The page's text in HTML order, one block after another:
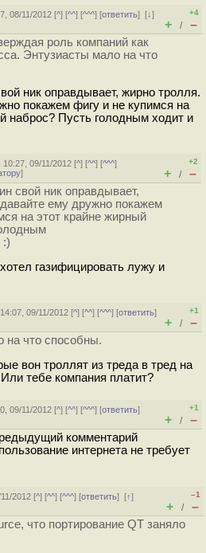
08/11/2012 [^] [^^] [^^^] [ответить][↓]
+4
+ / –
роль компаний как
Энтузиасты мало на что
ник оправдывает, жирно тролля.
покажем фигу и не купимся на
наброс? Пусть голодным ходит и
10:27, 09/11/2012 [^] [^^] [^^^]
]
+2
+ / –
свой ник оправдывает,
ему дружно покажем
на этот крайне жирный
:)
газифицировать лужу и
09/11/2012 [^] [^^] [^^^] [ответить]
+1
+ / –
на что способны.
вон троллят из треда в тред на
тебе компания платит?
09/11/2012 [^] [^^] [^^^] [ответить]
+1
+ / –
комментарий
интернета не требует
2012 [^] [^^] [^^^] [ответить][↑]
–1
+ / –
что портирование QT заняло